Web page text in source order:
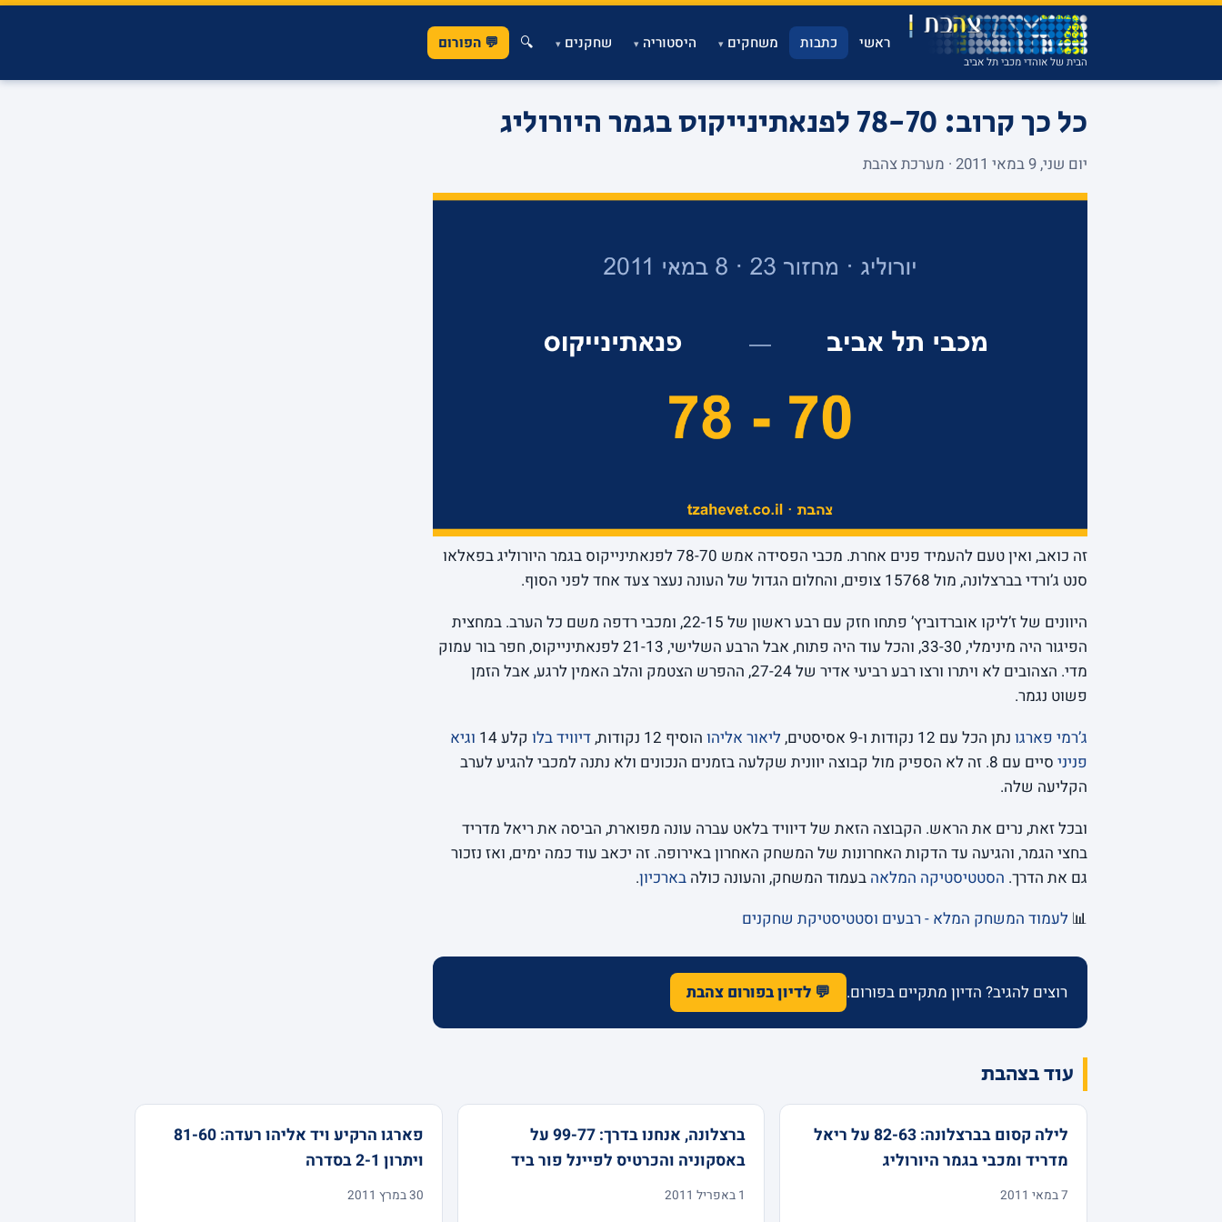
הבית של אוהדי מכבי תל אביב
ראשי כתבות משחקים▾ היסטוריה▾ שחקנים▾
🔍 💬 הפורום
כל כך קרוב: 78-70 לפנאתינייקוס בגמר היורוליג
יום שני, 9 במאי 2011 · מערכת צהבת
זה כואב, ואין טעם להעמיד פנים אחרת. מכבי הפסידה אמש 78-70 לפנאתינייקוס בגמר היורוליג בפאלאו
סנט ג’ורדי בברצלונה, מול 15768 צופים, והחלום הגדול של העונה נעצר צעד אחד לפני הסוף.
היוונים של ז’ליקו אוברדוביץ’ פתחו חזק עם רבע ראשון של 22-15, ומכבי רדפה משם כל הערב. במחצית
הפיגור היה מינימלי, 33-30, והכל עוד היה פתוח, אבל הרבע השלישי, 21-13 לפנאתינייקוס, חפר בור עמוק
מדי. הצהובים לא ויתרו ורצו רבע רביעי אדיר של 27-24, ההפרש הצטמק והלב האמין לרגע, אבל הזמן
פשוט נגמר.
ג’רמי פארגו נתן הכל עם 12 נקודות ו-9 אסיסטים, ליאור אליהו הוסיף 12 נקודות, דיוויד בלו קלע 14
וגיא
פניני
סיים עם 8. זה לא הספיק מול קבוצה יוונית שקלעה בזמנים הנכונים ולא נתנה למכבי להגיע לערב
הקליעה שלה.
ובכל זאת, נרים את הראש. הקבוצה הזאת של דיוויד בלאט עברה עונה מפוארת, הביסה את ריאל מדריד
בחצי הגמר, והגיעה עד הדקות האחרונות של המשחק האחרון באירופה. זה יכאב עוד כמה ימים, ואז נזכור
גם את הדרך. הסטטיסטיקה המלאה בעמוד המשחק, והעונה כולה בארכיון.
📊 לעמוד המשחק המלא - רבעים וסטטיסטיקת שחקנים
רוצים להגיב? הדיון מתקיים בפורום. 💬 לדיון בפורום צהבת
עוד בצהבת
לילה קסום בברצלונה: 82-63 על ריאל
מדריד ומכבי בגמר היורוליג
7 במאי 2011
ברצלונה, אנחנו בדרך: 99-77 על
באסקוניה והכרטיס לפיינל פור ביד
1 באפריל 2011
פארגו הרקיע ויד אליהו רעדה: 81-60
ויתרון 2-1 בסדרה
30 במרץ 2011